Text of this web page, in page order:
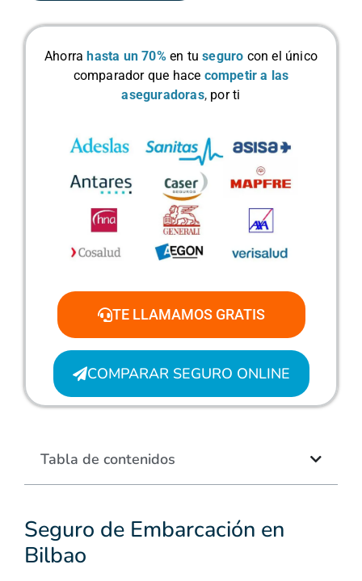
Seguro de Embarcación en
Bilbao
Ahorra hasta un 70% en tuseguro con el único
comparador que hace competir a las
aseguradoras, por ti
TE LLAMAMOS GRATIS
COMPARAR SEGURO ONLINE
Tabla de contenidos